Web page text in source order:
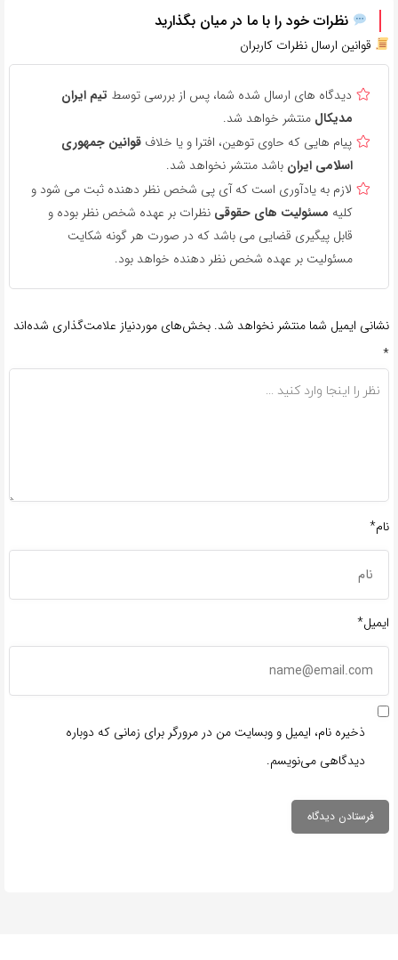
نظرات خود را با ما در میان بگذارید
قوانین ارسال نظرات کاربران
دیدگاه های ارسال شده شما، پس از بررسی توسط تیم ایران
مدیکال منتشر خواهد شد.
پیام هایی که حاوی توهین، افترا و یا خلاف قوانین جمهوری
اسلامی ایران باشد منتشر نخواهد شد.
لازم به یادآوری است که آی پی شخص نظر دهنده ثبت می شود و
کلیه مسئولیت های حقوقی نظرات بر عهده شخص نظر بوده و
قابل پیگیری قضایی می باشد که در صورت هر گونه شکایت
مسئولیت بر عهده شخص نظر دهنده خواهد بود.
نشانی ایمیل شما منتشر نخواهد شد. بخش‌های موردنیاز علامت‌گذاری شده‌اند
*
نام*
ایمیل*
ذخیره نام، ایمیل و وبسایت من در مرورگر برای زمانی که دوباره
دیدگاهی می‌نویسم.